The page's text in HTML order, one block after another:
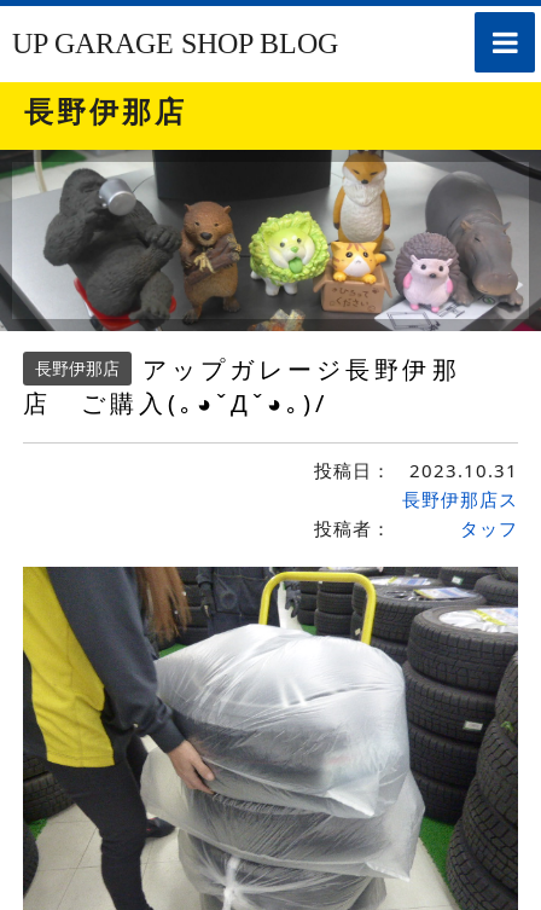
toggle
UP GARAGE SHOP BLOG
長野伊那店
長野伊那店
アップガレージ長野伊那
店 ご購入(｡◕ˇДˇ​◕｡)/
投稿日： 2023.10.31
投稿者：
長野伊那店ス
タッフ